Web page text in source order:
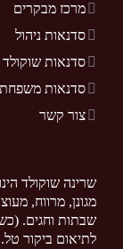
מרכז מבקרים
סדנאות ניהול
סדנאות שוקולד
סדנאות
צור קשר
שרינה שוקולד
מגונן, מרווח,
שבתות וחגים.
לתיאום ביקור טל. 077-5255370. www.sarina-chocolate.co.il